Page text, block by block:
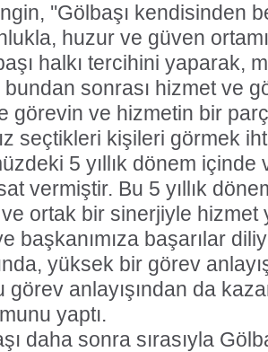
''Gölbaşı kendisinden
huzur ve güven
halkı tercihini yaparak,
bundan sonrası hizmet ve
görevin ve hizmetin bir
seçtikleri kişileri görmek
5 yıllık dönem içinde
vermiştir. Bu 5 yıllık
ve ortak bir sinerjiyle hizmet
başkanımıza başarılar
yüksek bir görev
görev anlayışından da
yaptı.
daha sonra sırasıyla